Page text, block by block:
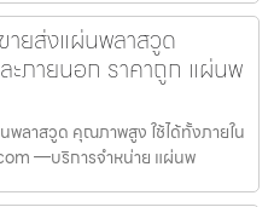
ยส่งแผ่นพลาสวูด
ะภายนอก ราคาถูก แผ่นพ
พลาสวูด คุณภาพสูง ใช้ได้ทั้งภายใน
—บริการจำหน่าย แผ่นพ